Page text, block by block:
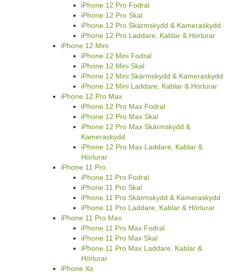
iPhone 12 Pro Fodral
iPhone 12 Pro Skal
iPhone 12 Pro Skärmskydd & Kameraskydd
iPhone 12 Pro Laddare, Kablar & Hörlurar
iPhone 12 Mini
iPhone 12 Mini Fodral
iPhone 12 Mini Skal
iPhone 12 Mini Skärmskydd & Kameraskydd
iPhone 12 Mini Laddare, Kablar & Hörlurar
iPhone 12 Pro Max
iPhone 12 Pro Max Fodral
iPhone 12 Pro Max Skal
iPhone 12 Pro Max Skärmskydd &
Kameraskydd
iPhone 12 Pro Max Laddare, Kablar &
Hörlurar
iPhone 11 Pro
iPhone 11 Pro Fodral
iPhone 11 Pro Skal
iPhone 11 Pro Skärmskydd & Kameraskydd
iPhone 11 Pro Laddare, Kablar & Hörlurar
iPhone 11 Pro Max
iPhone 11 Pro Max Fodral
iPhone 11 Pro Max Skal
iPhone 11 Pro Max Laddare, Kablar &
Hörlurar
iPhone Xs